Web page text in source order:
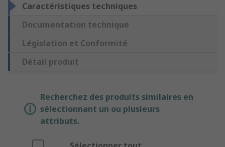
Caractéristiques techniques
Documentation technique
Législation et Conformité
Détail produit
Recherchez des produits similaires en
sélectionnant un ou plusieurs
attributs.